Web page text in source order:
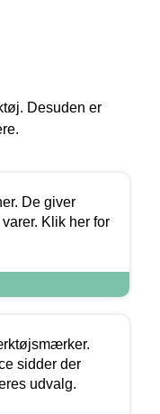
Desuden er
De giver
Klik her for
sidder der
udvalg.